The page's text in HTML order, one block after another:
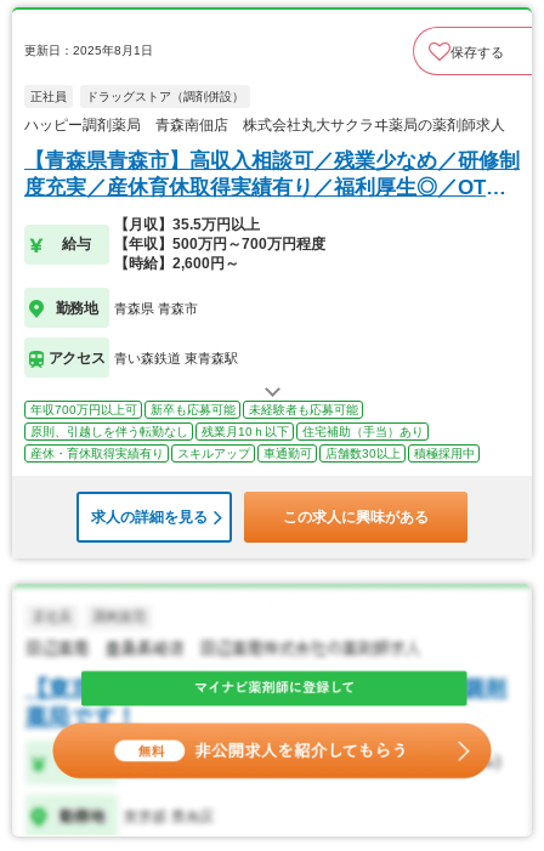
更新日：2025年8月1日 保存する
正社員 ドラッグストア（調剤併設）
ハッピー調剤薬局 青森南佃店 株式会社丸大サクラヰ薬局の薬剤師求人
【青森県青森市】高収入相談可／残業少なめ／研修制
度充実／産休育休取得実績有り／福利厚生◎／OTC
給与
【月収】35.5万円以上
【年収】500万円～700万円程度
【時給】2,600円～
勤務地 青森県 青森市
アクセス 青い森鉄道 東青森駅
年収700万円以上可 新卒も応募可能
未経験者も応募可能
原則、引越しを伴う転勤なし
残業月10ｈ以下
住宅補助（手当）あり
産休・育休取得実績有り
スキルアップ 車通勤可 店舗数30以上 積極採用中
求人の詳細を見る この求人に興味がある